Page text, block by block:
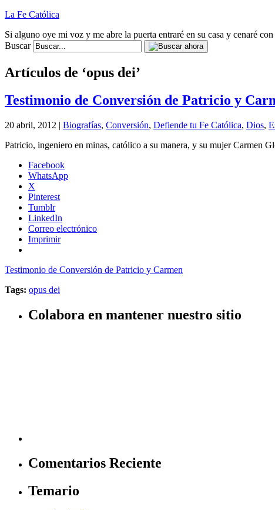
La Fe Católica
Si alguno oye mi voz y me abre la puerta entraré en su casa y cenaré con
Buscar
Artículos de ‘opus dei’
Testimonio de Conversión de Patricio y
20 abril, 2012 | Biografías, Conversión, Defiende tu Fe Católica, Dios,
Patricio, ingeniero en minas, católico a su manera, y su mujer Carmen
Facebook
WhatsApp
X
Pinterest
Tumblr
LinkedIn
Correo electrónico
Imprimir
Testimonio de Conversión de Patricio y Carmen
Tags: opus dei
Colabora en mantener nuestro sitio
Comentarios Reciente
Temario